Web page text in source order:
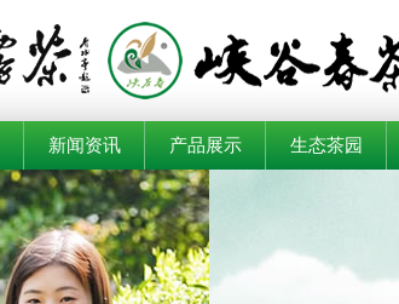
新闻资讯 产品展示 生态茶园